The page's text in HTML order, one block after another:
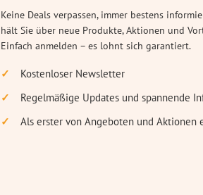
Keine Deals verpassen, immer bestens
hält Sie über neue Produkte, Aktionen und
Einfach anmelden – es lohnt sich garantiert.
Kostenloser Newsletter
Regelmäßige Updates und spannende
Als erster von Angeboten und Aktionen